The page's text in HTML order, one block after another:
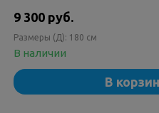
9 300 руб.
Размеры (Д): 180 см
В наличии
В